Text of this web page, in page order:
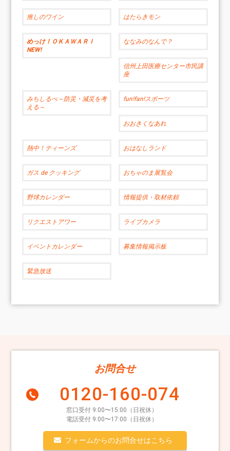
推しのワイン はたらきモン
めっけ！ＯＫＡＷＡＲＩ
NEW!
ななみのなんで？
信州上田医療センター市民講
座
みちしるべ～防災・減災を考
える～
fun!fan!スポーツ
おおきくなあれ
熱中！ティーンズ おはなしランド
ガス de クッキング おちゃのま展覧会
野球カレンダー 情報提供・取材依頼
リクエストアワー ライブカメラ
イベントカレンダー 募集情報掲示板
緊急放送
お問合せ
0120-160-074
窓口受付 9:00〜15:00（日祝休）
電話受付 9:00〜17:00（日祝休）
フォームからのお問合せはこちら